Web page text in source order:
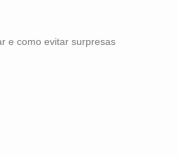
e como evitar surpresas